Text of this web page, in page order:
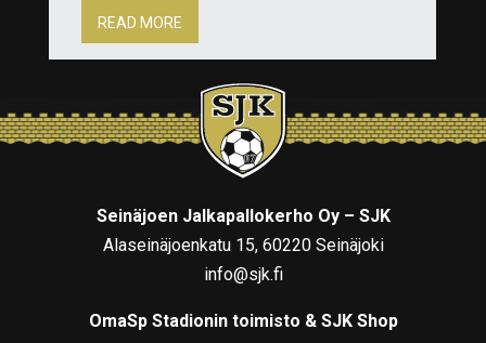
READ MORE
Seinäjoen Jalkapallokerho Oy – SJK
Alaseinäjoenkatu 15, 60220 Seinäjoki
info@sjk.fi
OmaSp Stadionin toimisto & SJK Shop